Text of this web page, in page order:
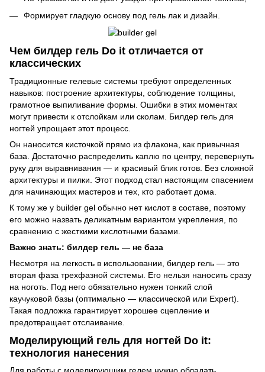
Формирует гладкую основу под гель лак и дизайн.
Чем билдер гель Do it отличается от
классических
Традиционные гелевые системы требуют определенных
навыков: построение архитектуры, соблюдение толщины,
грамотное выпиливание формы. Ошибки в этих моментах
могут привести к отслойкам или сколам. Билдер гель для
ногтей упрощает этот процесс.
Он наносится кисточкой прямо из флакона, как привычная
база. Достаточно распределить каплю по центру, перевернуть
руку для выравнивания — и красивый блик готов. Без сложной
архитектуры и пилки. Этот подход стал настоящим спасением
для начинающих мастеров и тех, кто работает дома.
К тому же у builder gel обычно нет кислот в составе, поэтому
его можно назвать деликатным вариантом укрепления, по
сравнению с жесткими кислотными базами.
Важно знать: билдер гель — не база
Несмотря на легкость в использовании, билдер гель — это
вторая фаза трехфазной системы. Его нельзя наносить сразу
на ноготь. Под него обязательно нужен тонкий слой
каучуковой базы (оптимально — классической или Expert).
Такая подложка гарантирует хорошее сцепление и
предотвращает отслаивание.
Моделирующий гель для ногтей Do it:
технология нанесения